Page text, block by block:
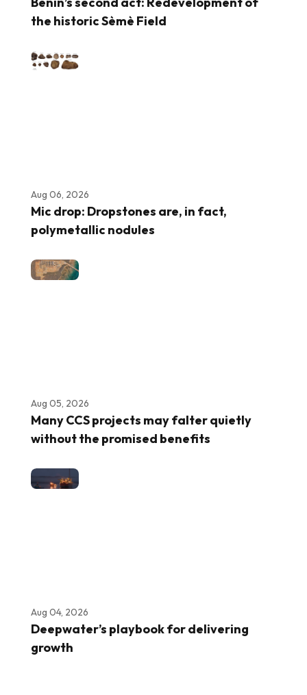
the historic Sèmè Field
Aug 06, 2026
Mic drop: Dropstones are, in fact,
polymetallic nodules
Aug 05, 2026
Many CCS projects may falter quietly
without the promised benefits
Aug 04, 2026
Deepwater’s playbook for delivering
growth